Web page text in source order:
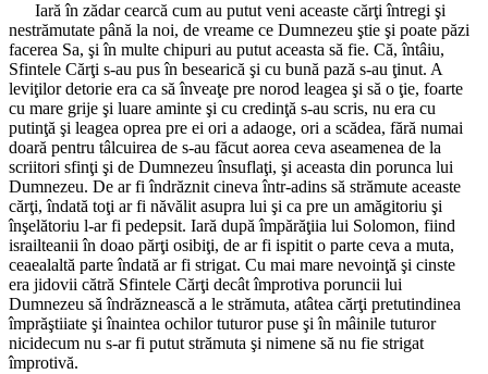
Iară în zădar cearcă cum au putut veni aceaste cărţi întregi şi
nestrămutate până la noi, de vreame ce Dumnezeu ştie şi poate păzi
facerea Sa, şi în multe chipuri au putut aceasta să fie. Că, întâiu,
Sfintele Cărţi s-au pus în besearică şi cu bună pază s-au ţinut. A
leviţilor detorie era ca să înveaţe pre norod leagea şi să o ţie, foarte
cu mare grije şi luare aminte şi cu credinţă s-au scris, nu era cu
putinţă şi leagea oprea pre ei ori a adaoge, ori a scădea, fără numai
doară pentru tâlcuirea de s-au făcut aorea ceva aseamenea de la
scriitori sfinţi şi de Dumnezeu însuflaţi, şi aceasta din porunca lui
Dumnezeu. De ar fi îndrăznit cineva într-adins să strămute aceaste
cărţi, îndată toţi ar fi năvălit asupra lui şi ca pre un amăgitoriu şi
înşelătoriu l-ar fi pedepsit. Iară după împărăţiia lui Solomon, fiind
israilteanii în doao părţi osibiţi, de ar fi ispitit o parte ceva a muta,
ceaealaltă parte îndată ar fi strigat. Cu mai mare nevoinţă şi cinste
era jidovii cătră Sfintele Cărţi decât împrotiva poruncii lui
Dumnezeu să îndrăznească a le strămuta, atâtea cărţi pretutindinea
împrăştiiate şi înaintea ochilor tuturor puse şi în mâinile tuturor
nicidecum nu s-ar fi putut strămuta şi nimene să nu fie strigat
împrotivă.